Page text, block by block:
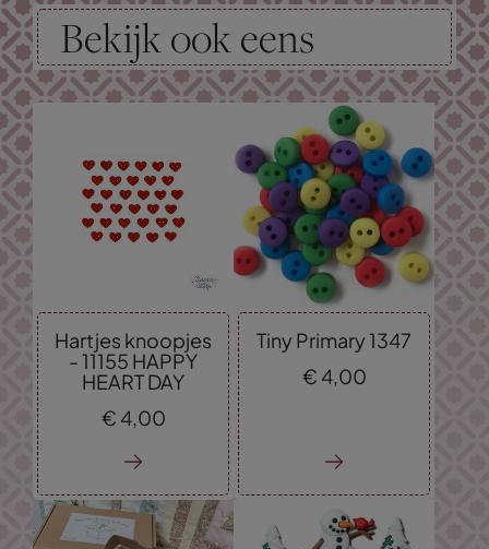
Bekijk ook eens
Hartjes knoopjes
- 11155 HAPPY
HEART DAY
€ 4,00
Tiny Primary 1347
€ 4,00